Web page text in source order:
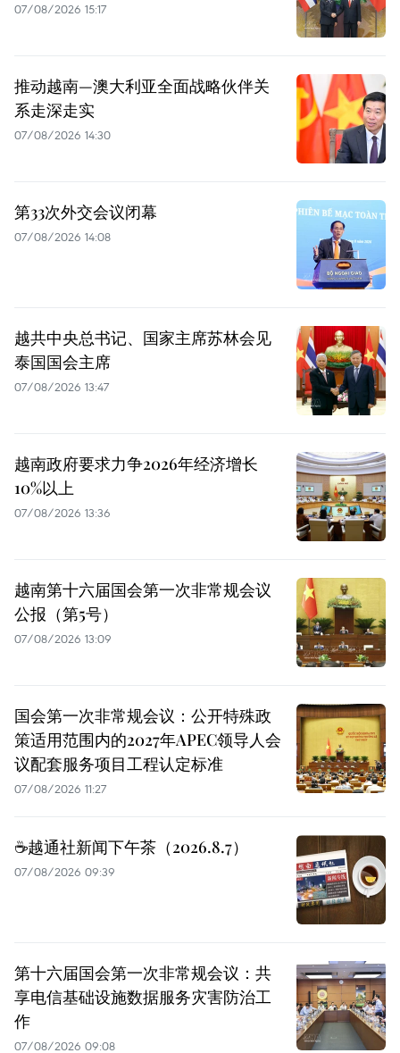
07/08/2026 15:17
推动越南—澳大利亚全面战略伙伴关
系走深走实
07/08/2026 14:30
第33次外交会议闭幕
07/08/2026 14:08
越共中央总书记、国家主席苏林会见
泰国国会主席
07/08/2026 13:47
越南政府要求力争2026年经济增长
10%以上
07/08/2026 13:36
越南第十六届国会第一次非常规会议
公报（第5号）
07/08/2026 13:09
国会第一次非常规会议：公开特殊政
策适用范围内的2027年APEC领导人会
议配套服务项目工程认定标准
07/08/2026 11:27
☕️越通社新闻下午茶（2026.8.7）
07/08/2026 09:39
第十六届国会第一次非常规会议：共
享电信基础设施数据服务灾害防治工
作
07/08/2026 09:08